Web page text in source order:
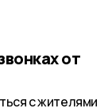
от
с жителями